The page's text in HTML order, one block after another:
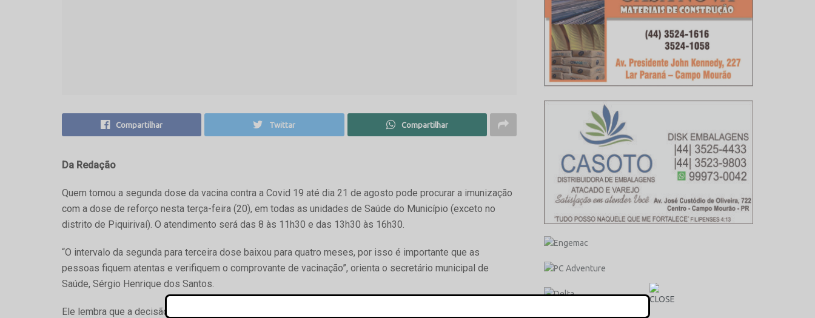
Compartilhar Twittar Compartilhar
Da Redação
Quem tomou a segunda dose da vacina contra a Covid 19 até dia 21 de agosto pode procurar a imunização
com a dose de reforço nesta terça-feira (20), em todas as unidades de Saúde do Município (exceto no
distrito de Piquirivaí). O atendimento será das 8 às 11h30 e das 13h30 às 16h30.
“O intervalo da segunda para terceira dose baixou para quatro meses, por isso é importante que as
pessoas fiquem atentas e verifiquem o comprovante de vacinação”, orienta o secretário municipal de
Saúde, Sérgio Henrique dos Santos.
Ele lembra que a decisão de antecipar a aplicação da dose de reforço de cinco para quatro meses é do